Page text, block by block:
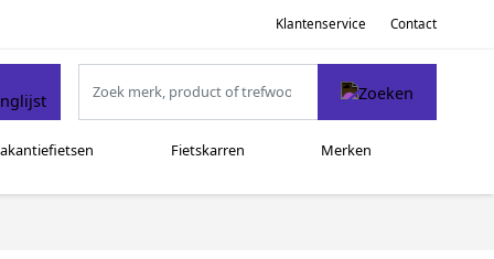
Klantenservice Contact
Fietskarren Merken